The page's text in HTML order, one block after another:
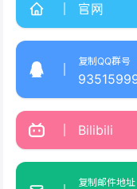
官网
复制QQ群号
Bilibili
复制邮件地址